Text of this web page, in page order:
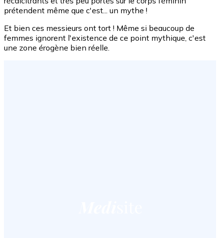
prétendent même que c'est... un mythe !
Et bien ces messieurs ont tort ! Même si beaucoup de
femmes ignorent l'existence de ce point mythique, c'est
une zone érogène bien réelle.